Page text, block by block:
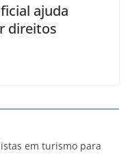
ajuda
direitos
em turismo para